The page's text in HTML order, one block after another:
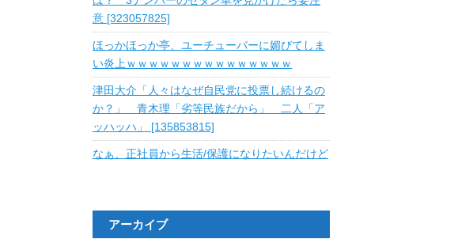
意 [323057825]
ほっかほっか亭、ユーチューバーに媚びてしま
い炎上ｗｗｗｗｗｗｗｗｗｗｗｗｗｗｗ
津田大介「人々はなぜ自民党に投票し続けるの
か？」 青木理「劣等民族だから」 二人「ア
ッハッハ」 [135853815]
なぁ、正社員から生活/保護になりたいんだけど
アーカイブ